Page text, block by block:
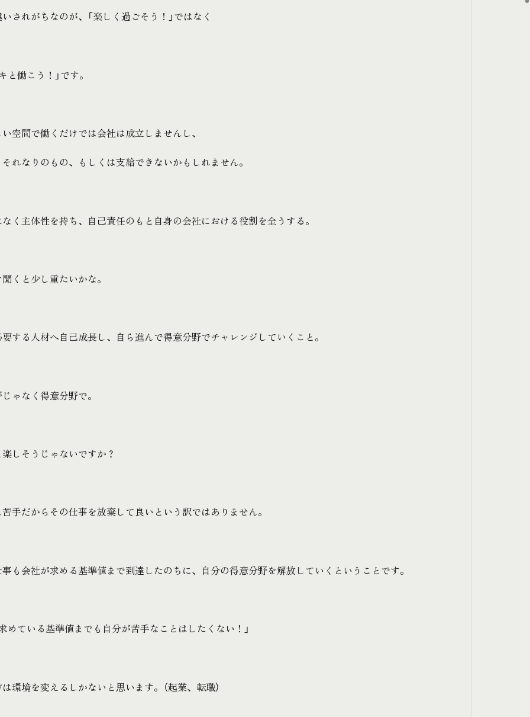
されがちなのが、「楽しく過ごそう！」ではなく
と働こう！」です。
空間で働くだけでは会社は成立しませんし、
れなりのもの、もしくは支給できないかもしれません。
く主体性を持ち、自己責任のもと自身の会社における役割を全うする。
くと少し重たいかな。
する人材へ自己成長し、自ら進んで得意分野でチャレンジしていくこと。
ゃなく得意分野で。
しそうじゃないですか？
手だからその仕事を放棄して良いという訳ではありません。
も会社が求める基準値まで到達したのちに、自分の得意分野を解放していくということです。
めている基準値までも自分が苦手なことはしたくない！」
環境を変えるしかないと思います。（起業、転職）